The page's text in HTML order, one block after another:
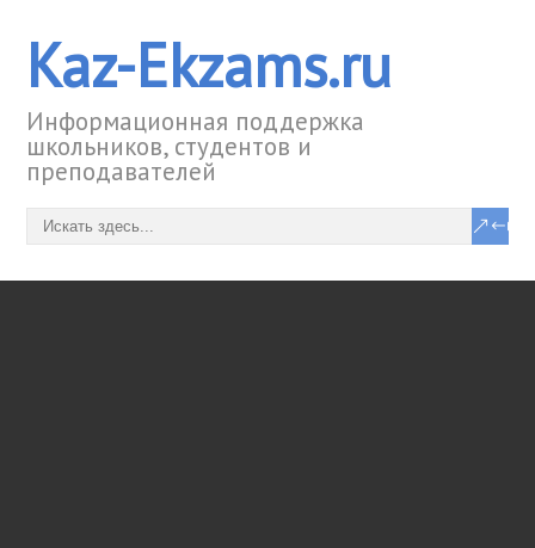
Kaz-Ekzams.ru
Информационная поддержка
школьников, студентов и
преподавателей